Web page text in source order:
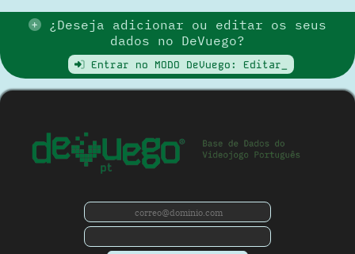
¿Deseja adicionar ou editar os seus
dados no DeVuego?
Entrar no MODO DeVuego: Editar_